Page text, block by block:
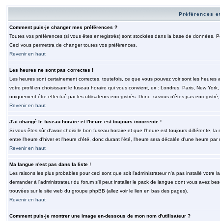
Préférences
Comment puis-je changer mes préférences ?
Toutes vos préférences (si vous êtes enregistrés) sont stockées dans la base de données.
Ceci vous permettra de changer toutes vos préférences.
Revenir en haut
Les heures ne sont pas correctes !
Les heures sont certainement correctes, toutefois, ce que vous pouvez voir sont les
votre profil en choisissant le fuseau horaire qui vous convient, ex : Londres, Paris, New
uniquement être effectué par les utilisateurs enregistrés. Donc, si vous n'êtes pas
Revenir en haut
J'ai changé le fuseau horaire et l'heure est toujours incorrecte !
Si vous êtes sûr d'avoir choisi le bon fuseau horaire et que l'heure est toujours différente,
entre l'heure d'hiver et l'heure d'été, donc durant l'été, l'heure sera décalée d'une heure par
Revenir en haut
Ma langue n'est pas dans la liste !
Les raisons les plus probables pour ceci sont que soit l'administrateur n'a pas installé
demander à l'administrateur du forum s'il peut installer le pack de langue dont vous avez
trouvées sur le site web du groupe phpBB (allez voir le lien en bas des pages).
Revenir en haut
Comment puis-je montrer une image en-dessous de mon nom d'utilisateur ?